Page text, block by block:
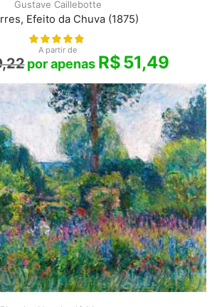
Gustave Caillebotte
Efeito da Chuva (1875)
A partir de
R$51,49